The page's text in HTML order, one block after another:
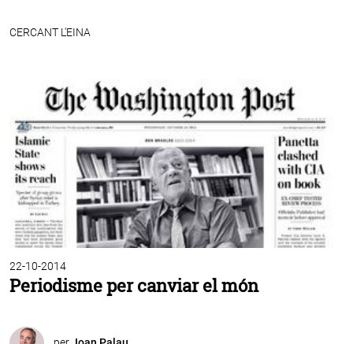
CERCANT L'EINA
22-10-2014
Periodisme per canviar el món